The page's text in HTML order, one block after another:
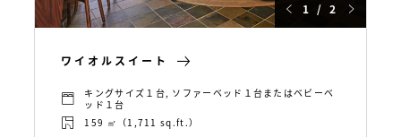
1 / 2
ワイオルスイート
キングサイズ１台, ソファーベッド１台またはベビーベ
ッド１台
159 ㎡（1,711 sq.ft.）